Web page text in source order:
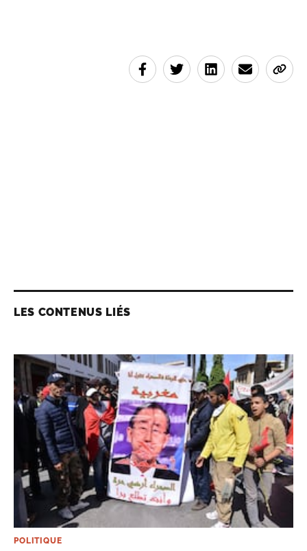
LES CONTENUS LIÉS
POLITIQUE